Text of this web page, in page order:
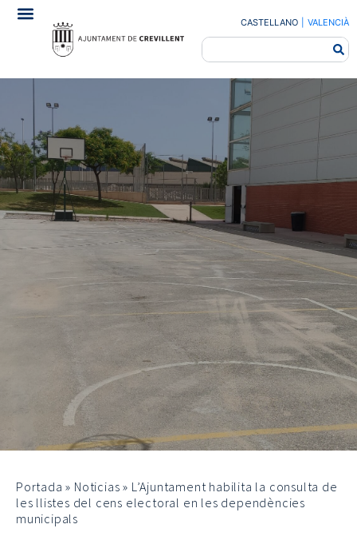
CASTELLANO VALENCIÀ
Portada » Noticias » L’Ajuntament habilita la consulta de
les llistes del cens electoral en les dependències
municipals